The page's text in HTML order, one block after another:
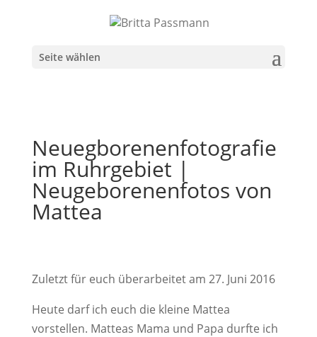
Seite wählen
Neuegborenenfotografie
im Ruhrgebiet |
Neugeborenenfotos von
Mattea
Zuletzt für euch überarbeitet am 27. Juni 2016
Heute darf ich euch die kleine Mattea
vorstellen. Matteas Mama und Papa durfte ich